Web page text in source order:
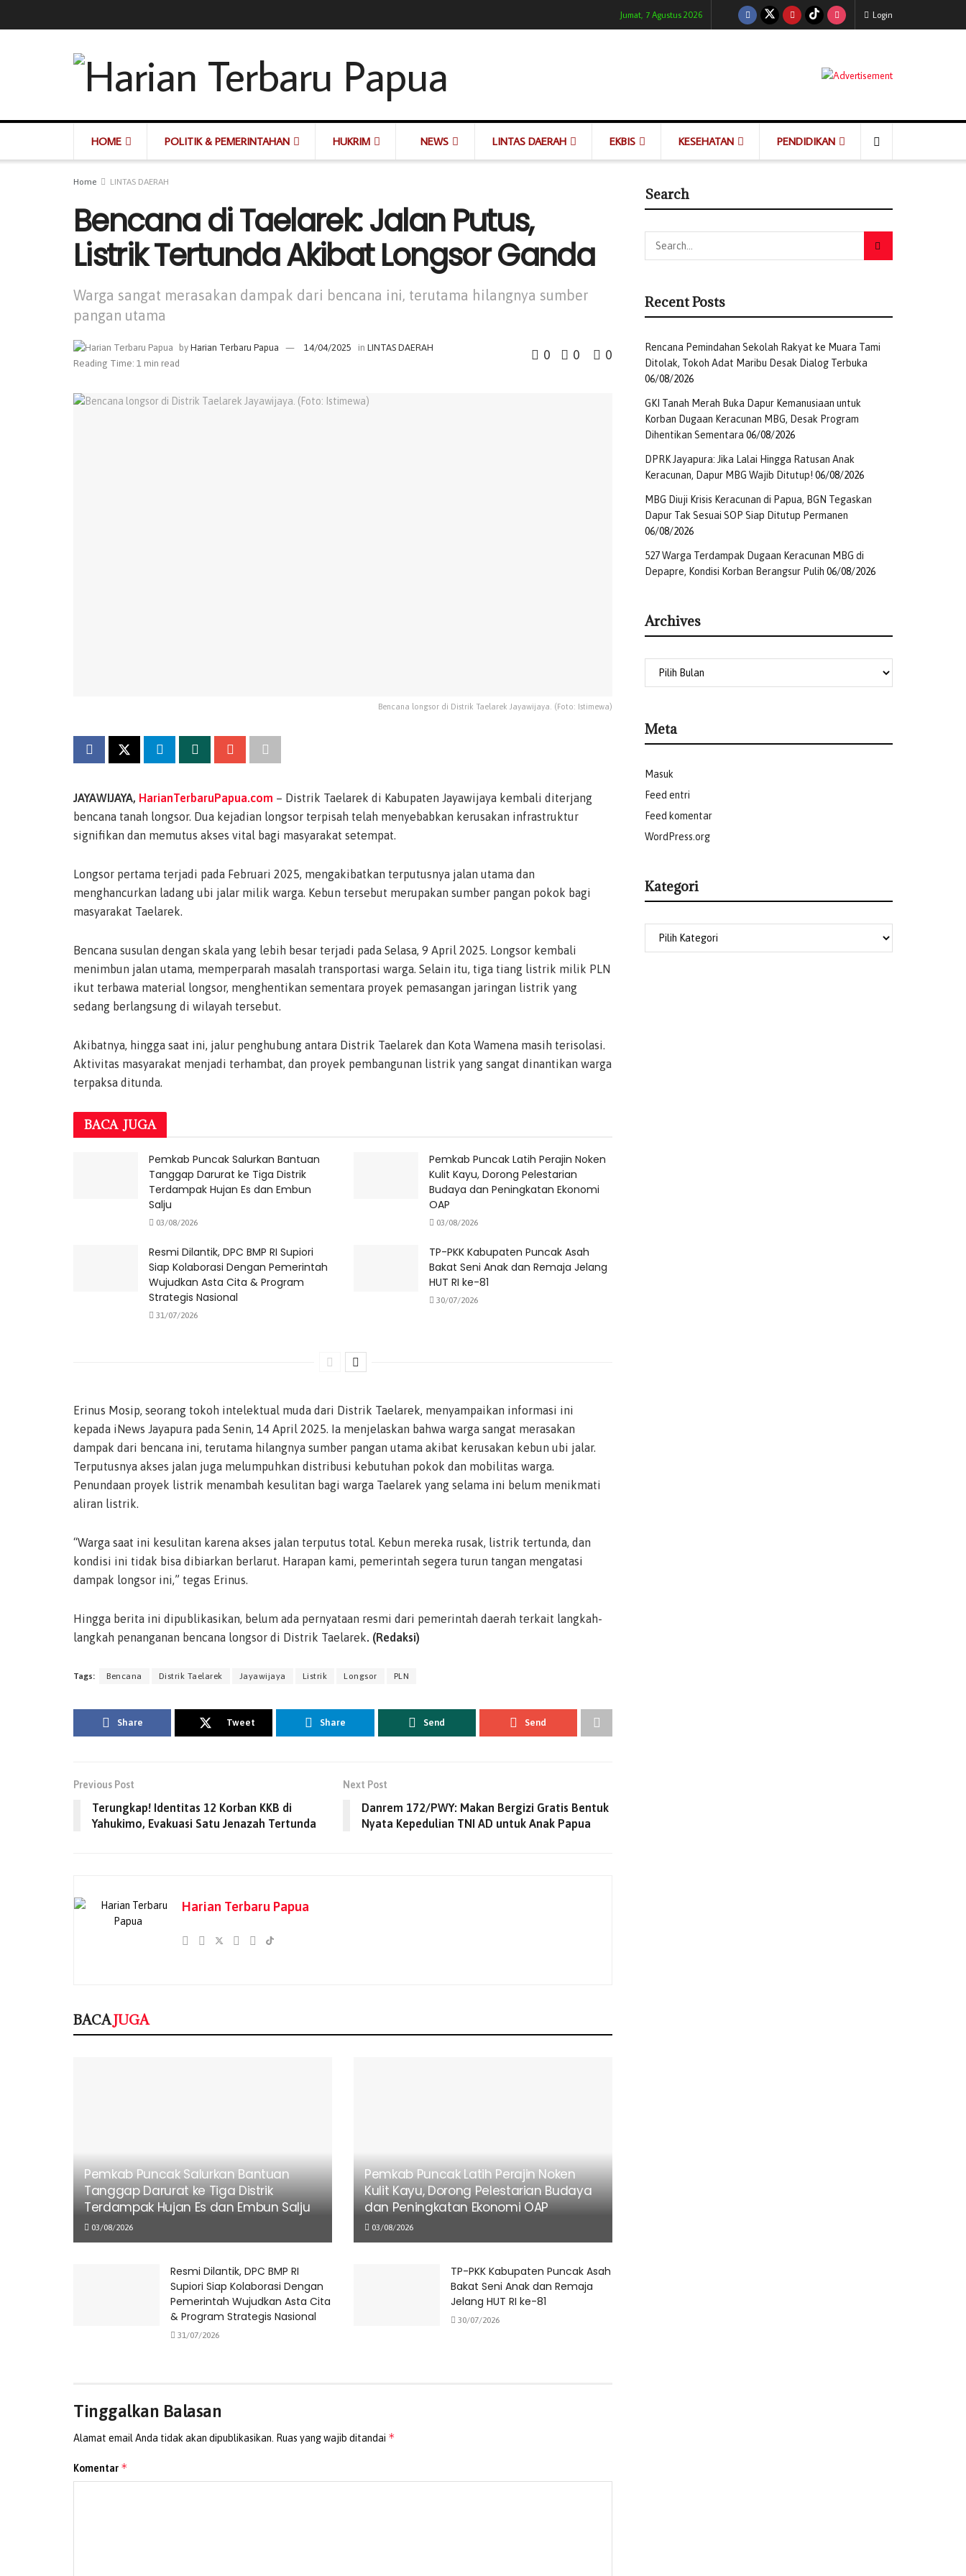
Jumat, 7 Agustus 2026 Login
HOME POLITIK & PEMERINTAHAN HUKRIM NEWS LINTAS DAERAH EKBIS KESEHATAN PENDIDIKAN
Home LINTAS DAERAH
Bencana di Taelarek: Jalan Putus,
Listrik Tertunda Akibat Longsor Ganda
Warga sangat merasakan dampak dari bencana ini, terutama hilangnya sumber
pangan utama
by Harian Terbaru Papua 14/04/2025 in LINTAS DAERAH
Reading Time: 1 min read
0 0 0
Bencana longsor di Distrik Taelarek Jayawijaya. (Foto: Istimewa)
JAYAWIJAYA, HarianTerbaruPapua.com – Distrik Taelarek di Kabupaten Jayawijaya kembali diterjang
bencana tanah longsor. Dua kejadian longsor terpisah telah menyebabkan kerusakan infrastruktur
signifikan dan memutus akses vital bagi masyarakat setempat.
Longsor pertama terjadi pada Februari 2025, mengakibatkan terputusnya jalan utama dan
menghancurkan ladang ubi jalar milik warga. Kebun tersebut merupakan sumber pangan pokok bagi
masyarakat Taelarek.
Bencana susulan dengan skala yang lebih besar terjadi pada Selasa, 9 April 2025. Longsor kembali
menimbun jalan utama, memperparah masalah transportasi warga. Selain itu, tiga tiang listrik milik PLN
ikut terbawa material longsor, menghentikan sementara proyek pemasangan jaringan listrik yang
sedang berlangsung di wilayah tersebut.
Akibatnya, hingga saat ini, jalur penghubung antara Distrik Taelarek dan Kota Wamena masih terisolasi.
Aktivitas masyarakat menjadi terhambat, dan proyek pembangunan listrik yang sangat dinantikan warga
terpaksa ditunda.
BACA JUGA
Pemkab Puncak Salurkan Bantuan
Tanggap Darurat ke Tiga Distrik
Terdampak Hujan Es dan Embun
Salju
03/08/2026
Pemkab Puncak Latih Perajin Noken
Kulit Kayu, Dorong Pelestarian
Budaya dan Peningkatan Ekonomi
OAP
03/08/2026
Resmi Dilantik, DPC BMP RI Supiori
Siap Kolaborasi Dengan Pemerintah
Wujudkan Asta Cita & Program
Strategis Nasional
31/07/2026
TP-PKK Kabupaten Puncak Asah
Bakat Seni Anak dan Remaja Jelang
HUT RI ke-81
30/07/2026
Erinus Mosip, seorang tokoh intelektual muda dari Distrik Taelarek, menyampaikan informasi ini
kepada iNews Jayapura pada Senin, 14 April 2025. Ia menjelaskan bahwa warga sangat merasakan
dampak dari bencana ini, terutama hilangnya sumber pangan utama akibat kerusakan kebun ubi jalar.
Terputusnya akses jalan juga melumpuhkan distribusi kebutuhan pokok dan mobilitas warga.
Penundaan proyek listrik menambah kesulitan bagi warga Taelarek yang selama ini belum menikmati
aliran listrik.
“Warga saat ini kesulitan karena akses jalan terputus total. Kebun mereka rusak, listrik tertunda, dan
kondisi ini tidak bisa dibiarkan berlarut. Harapan kami, pemerintah segera turun tangan mengatasi
dampak longsor ini,” tegas Erinus.
Hingga berita ini dipublikasikan, belum ada pernyataan resmi dari pemerintah daerah terkait langkah-
langkah penanganan bencana longsor di Distrik Taelarek. (Redaksi)
Tags: Bencana Distrik Taelarek Jayawijaya Listrik Longsor PLN
Share Tweet Share Send Send
Previous Post
Terungkap! Identitas 12 Korban KKB di
Yahukimo, Evakuasi Satu Jenazah Tertunda
Next Post
Danrem 172/PWY: Makan Bergizi Gratis Bentuk
Nyata Kepedulian TNI AD untuk Anak Papua
Harian Terbaru Papua
BACAJUGA
Pemkab Puncak Salurkan Bantuan
Tanggap Darurat ke Tiga Distrik
Terdampak Hujan Es dan Embun Salju
03/08/2026
Pemkab Puncak Latih Perajin Noken
Kulit Kayu, Dorong Pelestarian Budaya
dan Peningkatan Ekonomi OAP
03/08/2026
Resmi Dilantik, DPC BMP RI
Supiori Siap Kolaborasi Dengan
Pemerintah Wujudkan Asta Cita
& Program Strategis Nasional
31/07/2026
TP-PKK Kabupaten Puncak Asah
Bakat Seni Anak dan Remaja
Jelang HUT RI ke-81
30/07/2026
Tinggalkan Balasan
Alamat email Anda tidak akan dipublikasikan. Ruas yang wajib ditandai *
Komentar *
Search
Recent Posts
Rencana Pemindahan Sekolah Rakyat ke Muara Tami
Ditolak, Tokoh Adat Maribu Desak Dialog Terbuka
06/08/2026
GKI Tanah Merah Buka Dapur Kemanusiaan untuk
Korban Dugaan Keracunan MBG, Desak Program
Dihentikan Sementara 06/08/2026
DPRK Jayapura: Jika Lalai Hingga Ratusan Anak
Keracunan, Dapur MBG Wajib Ditutup! 06/08/2026
MBG Diuji Krisis Keracunan di Papua, BGN Tegaskan
Dapur Tak Sesuai SOP Siap Ditutup Permanen
06/08/2026
527 Warga Terdampak Dugaan Keracunan MBG di
Depapre, Kondisi Korban Berangsur Pulih 06/08/2026
Archives
Meta
Masuk
Feed entri
Feed komentar
WordPress.org
Kategori